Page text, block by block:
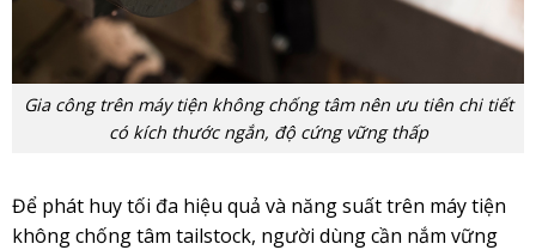
Gia công trên máy tiện không chống tâm nên ưu tiên chi tiết
có kích thước ngắn, độ cứng vững thấp
Để phát huy tối đa hiệu quả và năng suất trên máy tiện
không chống tâm tailstock, người dùng cần nắm vững